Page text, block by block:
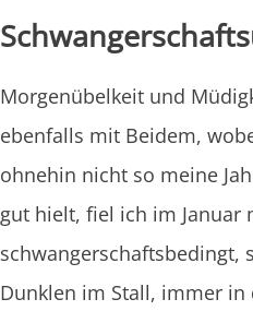
Morgenübelkeit und
ebenfalls mit Beidem,
ohnehin nicht so meine
gut hielt, fiel ich im
schwangerschaftsbedingt,
Dunklen im Stall, immer in